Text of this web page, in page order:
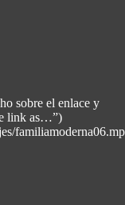
sobre el enlace y
link as…”)